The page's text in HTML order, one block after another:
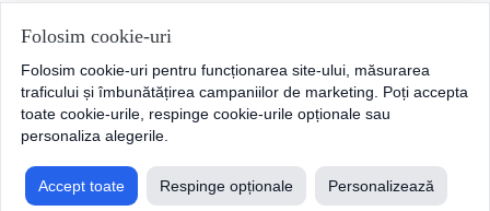
Garanția Produselor
Cum plătesc
Folosim cookie-uri
Folosim cookie-uri pentru funcționarea site-ului, măsurarea
traficului și îmbunătățirea campaniilor de marketing. Poți accepta
toate cookie-urile, respinge cookie-urile opționale sau
personaliza alegerile.
Accept toate Respinge opționale Personalizează